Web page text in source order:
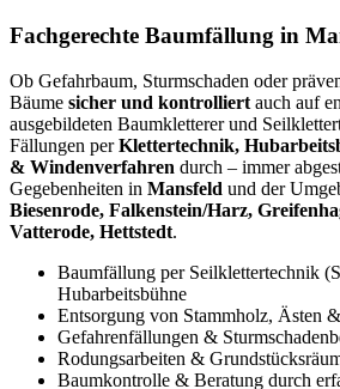
Fachgerechte Baumfällung in
Ob Gefahrbaum, Sturmschaden oder
Bäume sicher und kontrolliert auch auf
ausgebildeten Baumkletterer und
Fällungen perKlettertechnik,
& Windenverfahren durch – immer
Gegebenheiten in Mansfeld und der
Biesenrode, Falkenstein/Harz,
Vatterode, Hettstedt.
Baumfällung per Seilklettertechnik
Hubarbeitsbühne
Entsorgung von Stammholz, Ästen
Gefahrenfällungen &
Rodungsarbeiten &
Baumkontrolle & Beratung durch